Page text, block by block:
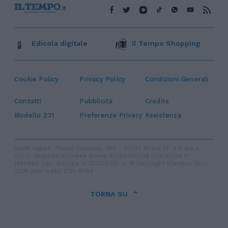
Cookie Policy Privacy Policy Condizioni Generali
Contatti Pubblicità
Credits
Modello 231
Preferenze Privacy Assistenza
Edicola digitale Il Tempo Shopping
TORNA SU